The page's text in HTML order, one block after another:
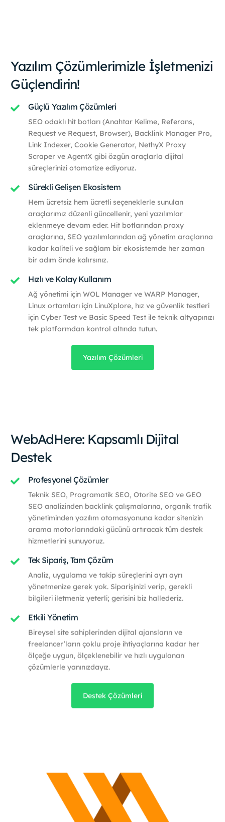
Yazılım Çözümlerimizle İşletmenizi
Güçlendirin!
Güçlü Yazılım Çözümleri
SEO odaklı hit botları (Anahtar Kelime, Referans,
Request ve Request, Browser), Backlink Manager Pro,
Link Indexer, Cookie Generator, NethyX Proxy
Scraper ve AgentX gibi özgün araçlarla dijital
süreçlerinizi otomatize ediyoruz.
Sürekli Gelişen Ekosistem
Hem ücretsiz hem ücretli seçeneklerle sunulan
araçlarımız düzenli güncellenir, yeni yazılımlar
eklenmeye devam eder. Hit botlarından proxy
araçlarına, SEO yazılımlarından ağ yönetim araçlarına
kadar kaliteli ve sağlam bir ekosistemde her zaman
bir adım önde kalırsınız.
Hızlı ve Kolay Kullanım
Ağ yönetimi için WOL Manager ve WARP Manager,
Linux ortamları için LinuXplore, hız ve güvenlik testleri
için Cyber Test ve Basic Speed Test ile teknik altyapınızı
tek platformdan kontrol altında tutun.
Yazılım Çözümleri
WebAdHere: Kapsamlı Dijital
Destek
Profesyonel Çözümler
Teknik SEO, Programatik SEO, Otorite SEO ve GEO
SEO analizinden backlink çalışmalarına, organik trafik
yönetiminden yazılım otomasyonuna kadar sitenizin
arama motorlarındaki gücünü artıracak tüm destek
hizmetlerini sunuyoruz.
Tek Sipariş, Tam Çözüm
Analiz, uygulama ve takip süreçlerini ayrı ayrı
yönetmenize gerek yok. Siparişinizi verip, gerekli
bilgileri iletmeniz yeterli; gerisini biz hallederiz.
Etkili Yönetim
Bireysel site sahiplerinden dijital ajansların ve
freelancer’ların çoklu proje ihtiyaçlarına kadar her
ölçeğe uygun, ölçeklenebilir ve hızlı uygulanan
çözümlerle yanınızdayız.
Destek Çözümleri